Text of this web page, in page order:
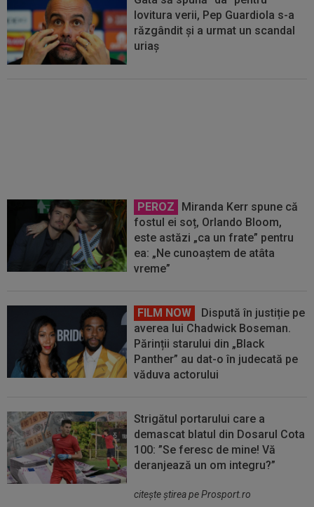
lovitura verii, Pep Guardiola s-a
răzgândit și a urmat un scandal
uriaș
PEROZ
Miranda Kerr spune că
fostul ei soț, Orlando Bloom,
este astăzi „ca un frate” pentru
ea: „Ne cunoaștem de atâta
vreme”
FILM NOW
Dispută în justiție pe
averea lui Chadwick Boseman.
Părinții starului din „Black
Panther” au dat-o în judecată pe
văduva actorului
Strigătul portarului care a
demascat blatul din Dosarul Cota
100: ”Se feresc de mine! Vă
deranjează un om integru?”
citeşte ştirea pe Prosport.ro